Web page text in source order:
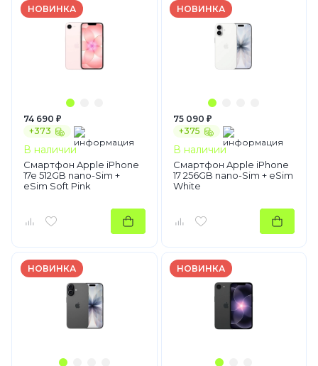
НОВИНКА
74 690 ₽
+373
В наличии
Смартфон Apple iPhone
17e 512GB nano-Sim +
eSim Soft Pink
НОВИНКА
75 090 ₽
+375
В наличии
Смартфон Apple iPhone
17 256GB nano-Sim + eSim
White
НОВИНКА НОВИНКА